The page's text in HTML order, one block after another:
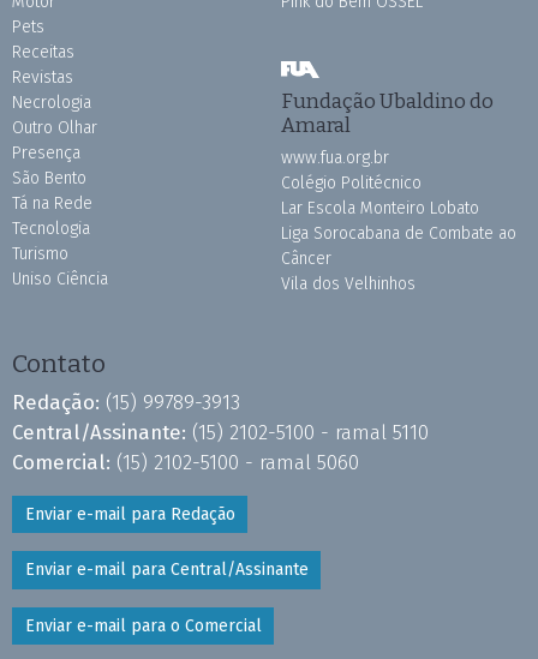
Pets
Receitas
Revistas
Necrologia
Outro Olhar
Presença
São Bento
Tá na Rede
Tecnologia
Turismo
Uniso Ciência
Fundação Ubaldino do
Amaral
www.fua.org.br
Colégio Politécnico
Lar Escola Monteiro Lobato
Liga Sorocabana de Combate ao
Câncer
Vila dos Velhinhos
Contato
Redação: (15) 99789-3913
Central/Assinante: (15) 2102-5100 - ramal 5110
Comercial: (15) 2102-5100 - ramal 5060
Enviar e-mail para Redação
Enviar e-mail para Central/Assinante
Enviar e-mail para o Comercial